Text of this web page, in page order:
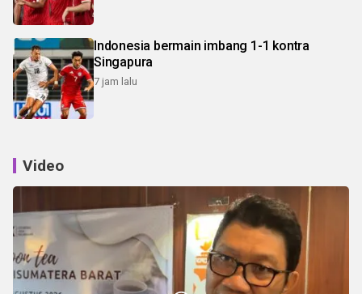
Indonesia bermain imbang 1-1 kontra
Singapura
7 jam lalu
Video